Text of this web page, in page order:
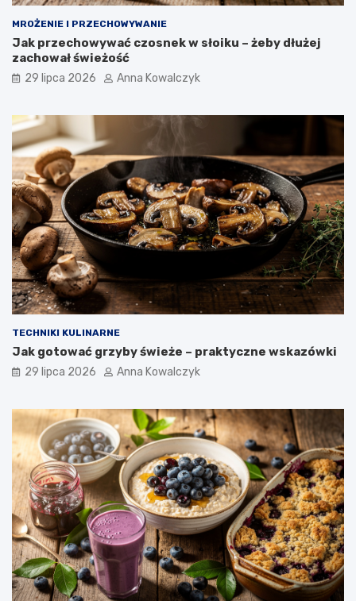
MROŻENIE I PRZECHOWYWANIE
Jak przechowywać czosnek w słoiku – żeby dłużej
zachował świeżość
29 lipca 2026 Anna Kowalczyk
TECHNIKI KULINARNE
Jak gotować grzyby świeże – praktyczne wskazówki
29 lipca 2026 Anna Kowalczyk